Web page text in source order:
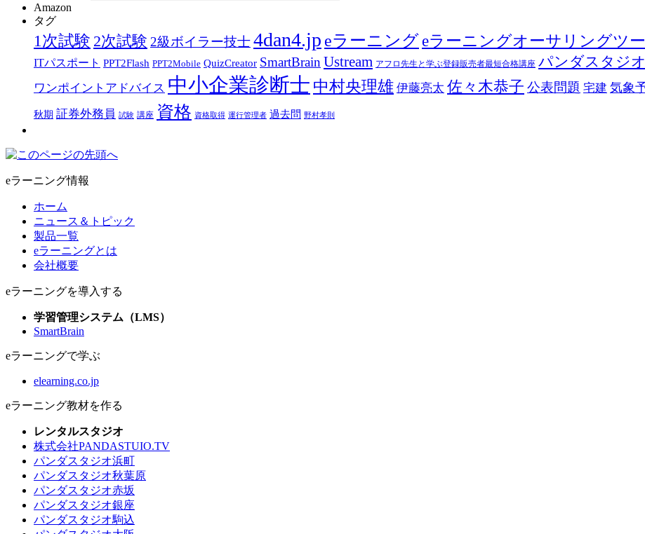
Amazon
タグ
1次試験 2次試験 2級ボイラー技士4dan4.jp eラーニング eラーニングオーサリングツ
ITパスポート PPT2Flash PPT2Mobile QuizCreator SmartBrain Ustream アフロ先生と学ぶ登録販売者最短合格講座 パンダスタジオ
ワンポイントアドバイス 中小企業診断士 中村央理雄 伊藤亮太 佐々木恭子 公表問題 宅建 気象
秋期 証券外務員 試験 講座 資格 資格取得 運行管理者 過去問 野村孝則
eラーニング情報
ホーム
ニュース＆トピック
製品一覧
eラーニングとは
会社概要
eラーニングを導入する
学習管理システム（LMS）
SmartBrain
eラーニングで学ぶ
elearning.co.jp
eラーニング教材を作る
レンタルスタジオ
株式会社PANDASTUIO.TV
パンダスタジオ浜町
パンダスタジオ秋葉原
パンダスタジオ赤坂
パンダスタジオ銀座
パンダスタジオ駒込